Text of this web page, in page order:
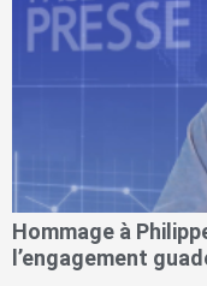
Hommage à
l’engagement